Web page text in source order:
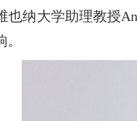
也纳大学助理教授